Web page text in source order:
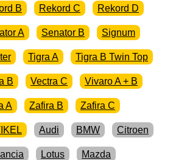
B Rekord C Rekord D
A Senator B Signum
Tigra A Tigra B Twin Top
B Vectra C Vivaro A + B
A Zafira B Zafira C
Audi BMW Citroen
Lotus Mazda